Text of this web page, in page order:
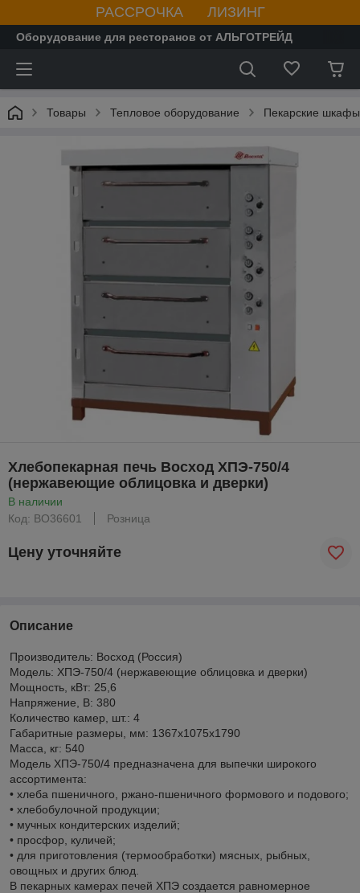
РАССРОЧКА ЛИЗИНГ
Оборудование для ресторанов от АЛЬГОТРЕЙД
Товары Тепловое оборудование Пекарские
Хлебопекарная печь Восход ХПЭ-750/4
(нержавеющие облицовка и дверки)
В наличии
Код: BO36601
Розница
Цену уточняйте
Описание
Производитель: Восход (Россия)
Модель: ХПЭ-750/4 (нержавеющие облицовка и дверки)
Мощность, кВт: 25,6
Напряжение, В: 380
Количество камер, шт.: 4
Габаритные размеры, мм: 1367x1075x1790
Масса, кг: 540
Модель ХПЭ-750/4 предназначена для выпечки широкого
ассортимента:
• хлеба пшеничного, ржано-пшеничного формового и подового;
• хлебобулочной продукции;
• мучных кондитерских изделий;
• просфор, куличей;
• для приготовления (термообработки) мясных, рыбных,
овощных и других блюд.
В пекарных камерах печей ХПЭ создается равномерное